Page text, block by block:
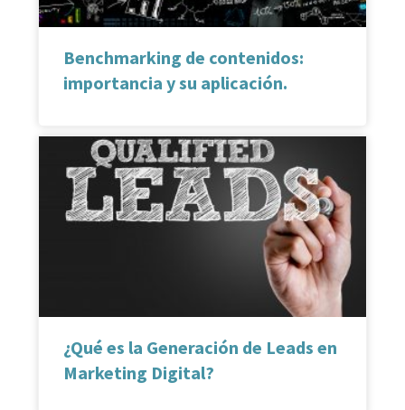
Benchmarking de contenidos:
importancia y su aplicación.
¿Qué es la Generación de Leads en
Marketing Digital?